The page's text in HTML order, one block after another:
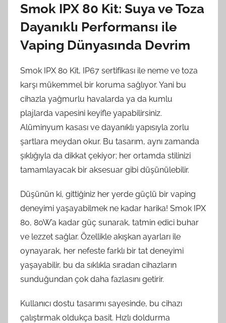
Smok IPX 80 Kit: Suya ve Toza
Dayanıklı Performansı ile
Vaping Dünyasında Devrim
Smok IPX 80 Kit, IP67 sertifikası ile neme ve toza
karşı mükemmel bir koruma sağlıyor. Yani bu
cihazla yağmurlu havalarda ya da kumlu
plajlarda vapesini keyifle yapabilirsiniz.
Alüminyum kasası ve dayanıklı yapısıyla zorlu
şartlara meydan okur. Bu tasarım, aynı zamanda
şıklığıyla da dikkat çekiyor; her ortamda stilinizi
tamamlayacak bir aksesuar gibi düşünülebilir.
Düşünün ki, gittiğiniz her yerde güçlü bir vaping
deneyimi yaşayabilmek ne kadar harika! Smok IPX
80, 80W’a kadar güç sunarak, tatmin edici buhar
ve lezzet sağlar. Özellikle akışkan ayarları ile
oynayarak, her nefeste farklı bir tat deneyimi
yaşayabilir, bu da sıklıkla sıradan cihazların
sunduğundan çok daha fazlasını getirir.
Kullanıcı dostu tasarımı sayesinde, bu cihazı
çalıştırmak oldukça basit. Hızlı doldurma